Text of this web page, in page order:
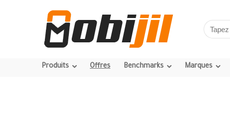
Produits Offres Benchmarks Marques